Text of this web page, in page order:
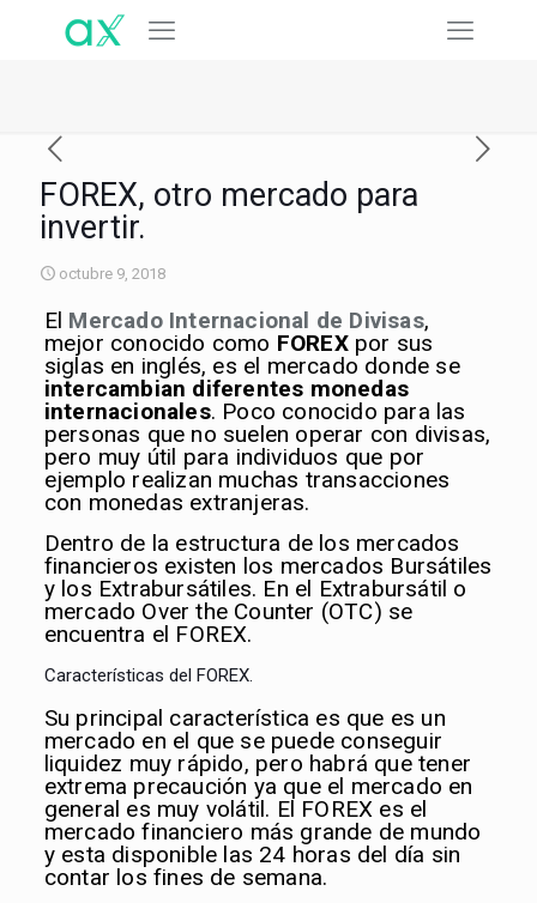
FOREX, otro mercado para
invertir.
octubre 9, 2018
El Mercado Internacional de Divisas,
mejor conocido como FOREXpor sus
siglas en inglés, es el mercado donde se
intercambian diferentes monedas
internacionales. Poco conocido para las
personas que no suelen operar con divisas,
pero muy útil para individuos que por
ejemplo realizan muchas transacciones
con monedas extranjeras.
Dentro de la estructura de los mercados
financieros existen los mercados Bursátiles
y los Extrabursátiles. En el Extrabursátil o
mercado Over the Counter (OTC) se
encuentra el FOREX.
Características del FOREX.
Su principal característica es que es un
mercado en el que se puede conseguir
liquidez muy rápido, pero habrá que tener
extrema precaución ya que el mercado en
general es muy volátil. El FOREX es el
mercado financiero más grande de mundo
y esta disponible las 24 horas del día sin
contar los fines de semana.